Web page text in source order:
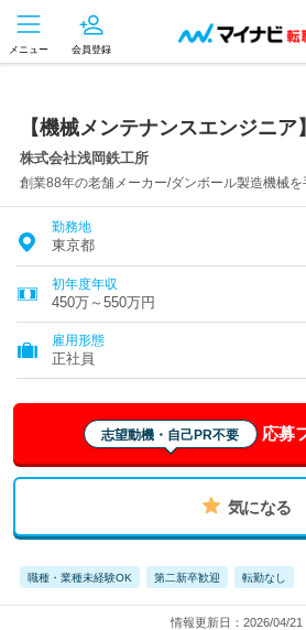
メニュー 会員登録
【機械メンテナンスエンジニ
株式会社浅岡鉄工所
創業88年の老舗メーカー/ダンボール製造機械
勤務地
東京都
初年度年収
450万～550万円
雇用形態
正社員
志望動機・自己PR不要 応募
気になる
職種・業種未経験OK 第二新卒歓迎 転勤なし
情報更新日：2026/04/21